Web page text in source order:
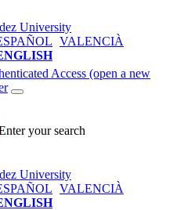
VALENCIÀ
Access (open a new
your search
VALENCIÀ